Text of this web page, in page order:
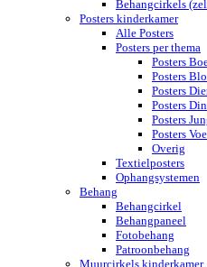
Behangcirkels
Posters kinderkamer
Alle Posters
Posters per thema
Posters
Posters
Posters
Posters
Posters
Posters
Overig
Textielposters
Ophangsystemen
Behang
Behangcirkel
Behangpaneel
Fotobehang
Patroonbehang
Muurcirkels kinderkamer